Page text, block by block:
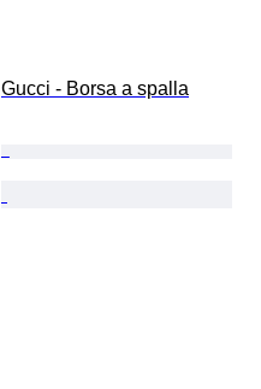
Gucci - Borsa a spalla